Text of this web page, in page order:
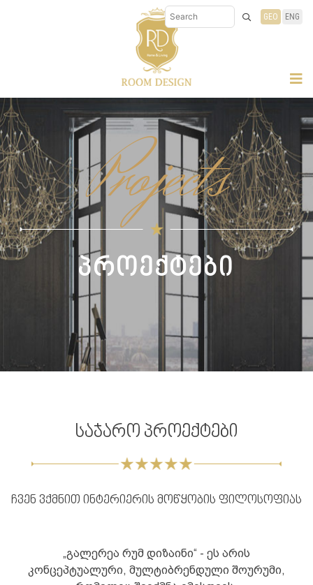
GEO ENG
Projects
პროექტები
საჯარო პროექტები
ჩვენ ვქმნით ინტერიერის მოწყობის ფილოსოფიას
„გალერეა რუმ დიზაინი“ - ეს არის
კონცეპტუალური, მულტიბრენდული შოურუმი,